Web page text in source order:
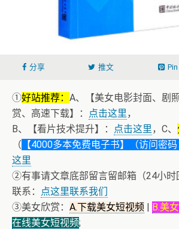
分享 推文 Pin
①好站推荐： A、【美女电影封面、剧
赏、高速下载】：
点击这里，
B、【看片技术提升】：
点击这里，C、
（ 【4000多本免费电子书】（访问密码
这里
②有事请文章底部留言留邮箱（24小时
联系：
点这里联系我们
③美女欣赏： A.下载美女短视频 | B.美
在线美女短视频;